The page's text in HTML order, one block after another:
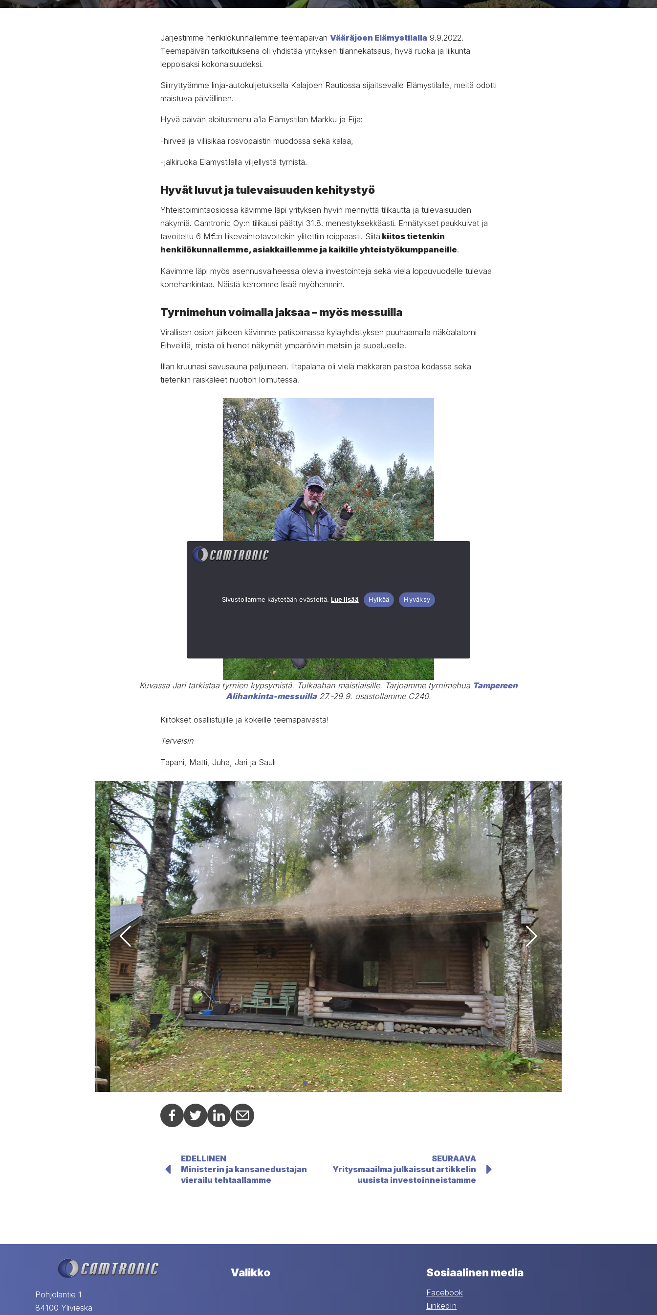
Järjestimme henkilökunnallemme teemapäivän Vääräjoen Elämystilalla 9.9.2022.
Teemapäivän tarkoituksena oli yhdistää yrityksen tilannekatsaus, hyvä ruoka ja liikunta
leppoisaksi kokonaisuudeksi.
Siirryttyämme linja-autokuljetuksella Kalajoen Rautiossa sijaitsevalle Elämystilalle, meitä odotti
maistuva päivällinen.
Hyvä päivän aloitusmenu a’la Elämystilan Markku ja Eija:
-hirveä ja villisikaa rosvopaistin muodossa sekä kalaa,
-jälkiruoka Elämystilalla viljellystä tyrnistä.
Hyvät luvut ja tulevaisuuden kehitystyö
Yhteistoimintaosiossa kävimme läpi yrityksen hyvin mennyttä tilikautta ja tulevaisuuden
näkymiä. Camtronic Oy:n tilikausi päättyi 31.8. menestyksekkäästi. Ennätykset paukkuivat ja
tavoiteltu 6 M€:n liikevaihtotavoitekin ylitettiin reippaasti. Siitä kiitos tietenkin
henkilökunnallemme, asiakkaillemme ja kaikille yhteistyökumppaneille.
Kävimme läpi myös asennusvaiheessa olevia investointeja sekä vielä loppuvuodelle tulevaa
konehankintaa. Näistä kerromme lisää myöhemmin.
Tyrnimehun voimalla jaksaa – myös messuilla
Virallisen osion jälkeen kävimme patikoimassa kyläyhdistyksen puuhaamalla näköalatorni
Eihvelillä, mistä oli hienot näkymät ympäröiviin metsiin ja suoalueelle.
Illan kruunasi savusauna paljuineen. Iltapalana oli vielä makkaran paistoa kodassa sekä
tietenkin räiskäleet nuotion loimutessa.
Kuvassa Jari tarkistaa tyrnien kypsymistä. Tulkaahan maistiaisille. Tarjoamme tyrnimehua Tampereen
Alihankinta-messuilla27.-29.9. osastollamme C240.
Kiitokset osallistujille ja kokeille teemapäivästä!
Terveisin
Tapani, Matti, Juha, Jari ja Sauli
Social share: Facebook
Social share: Twitter
Social share: LinkedIn
EDELLINEN
Ministerin ja kansanedustajan
vierailu tehtaallamme
SEURAAVA
Yritysmaailma julkaissut artikkelin
uusista investoinneistamme
Pohjolantie 1
84100 Ylivieska
Valikko Sosiaalinen media
Facebook
LinkedIn
Sivustollamme käytetään evästeitä. Lue lisää Hyväksy
Hylkää